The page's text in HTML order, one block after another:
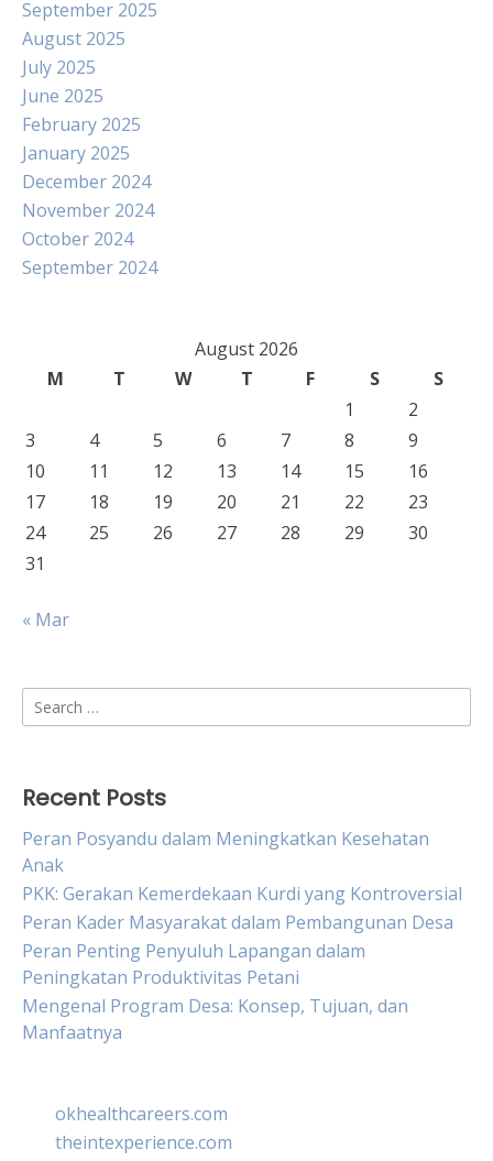
September 2025
August 2025
July 2025
June 2025
February 2025
January 2025
December 2024
November 2024
October 2024
September 2024
August 2026
M
T W T F S
S
1
2
3
4 5 6 7 8
9
10
11 12 13 14 15
16
17
18 19 20 21 22
23
24
25 26 27 28 29
30
31
« Mar
Search
for:
Recent Posts
Peran Posyandu dalam Meningkatkan Kesehatan
Anak
PKK: Gerakan Kemerdekaan Kurdi yang Kontroversial
Peran Kader Masyarakat dalam Pembangunan Desa
Peran Penting Penyuluh Lapangan dalam
Peningkatan Produktivitas Petani
Mengenal Program Desa: Konsep, Tujuan, dan
Manfaatnya
okhealthcareers.com
theintexperience.com